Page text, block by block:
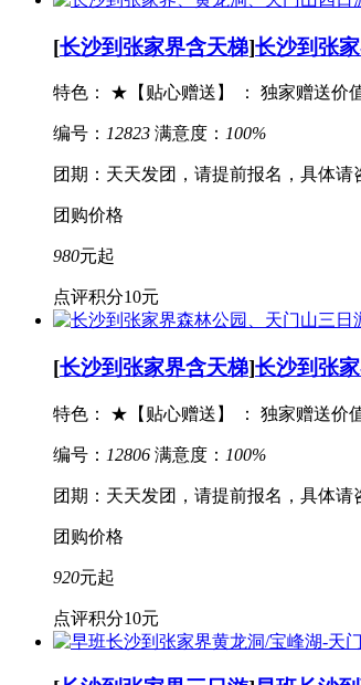
[长沙到张家界含天梯]长沙到张
特色： ★【贴心赠送】 ： 独家赠送价
编号： 12823 满意度： 100%
团期：天天发团，请提前报名，具体请
团购价格
980元起
点评积分10元
[长沙到张家界含天梯]长沙到张
特色： ★【贴心赠送】 ： 独家赠送价
编号： 12806 满意度： 100%
团期：天天发团，请提前报名，具体请
团购价格
920元起
点评积分10元